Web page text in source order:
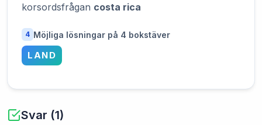
korsordsfrågan costa rica
4 Möjliga lösningar på 4 bokstäver
LAND
Svar (1)